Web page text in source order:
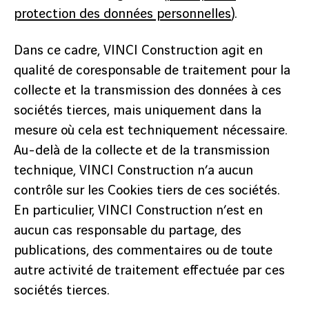
protection des données personnelles).
Dans ce cadre, VINCI Construction agit en
qualité de coresponsable de traitement pour la
collecte et la transmission des données à ces
sociétés tierces, mais uniquement dans la
mesure où cela est techniquement nécessaire.
Au-delà de la collecte et de la transmission
technique, VINCI Construction n’a aucun
contrôle sur les Cookies tiers de ces sociétés.
En particulier, VINCI Construction n’est en
aucun cas responsable du partage, des
publications, des commentaires ou de toute
autre activité de traitement effectuée par ces
sociétés tierces.